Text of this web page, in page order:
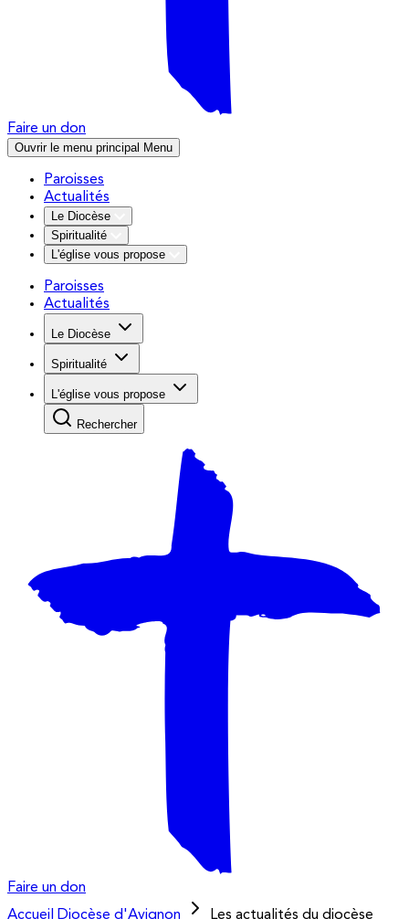
Faire un don
Ouvrir le menu principal Menu
Paroisses
Actualités
Le Diocèse
Spiritualité
L'église vous propose
Paroisses
Actualités
Le Diocèse
Spiritualité
L'église vous propose
Rechercher
Faire un don
Accueil
Diocèse d'Avignon Les actualités du diocèse